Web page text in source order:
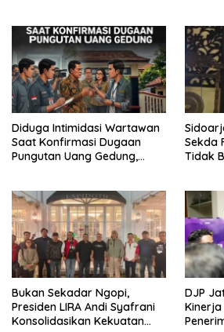
Diduga Intimidasi Wartawan
Saat Konfirmasi Dugaan
Pungutan Uang Gedung,
Buka suara
Sekda
Tidak
Bukan Sekadar Ngopi,
Presiden LIRA Andi Syafrani
Konsolidasikan Kekuatan
DJP